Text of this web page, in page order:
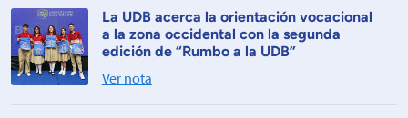
La UDB acerca la orientación vocacional
a la zona occidental con la segunda
edición de “Rumbo a la UDB”
Ver nota